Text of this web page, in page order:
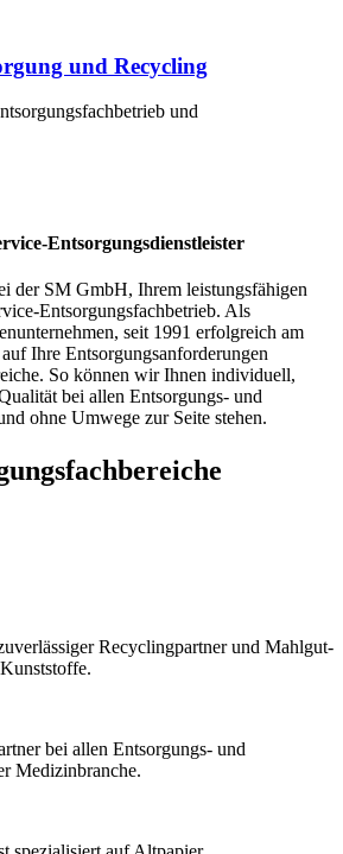
und Recycling
und
Entsorgungsdienstleister
der SM GmbH, Ihrem leistungsfähigen
Entsorgungsfachbetrieb. Als
seit 1991 erfolgreich am
Ihre Entsorgungsanforderungen
So können wir Ihnen individuell,
bei allen Entsorgungs- und
ohne Umwege zur Seite stehen.
Recyclingpartner und Mahlgut-
bei allen Entsorgungs- und
Medizinbranche.